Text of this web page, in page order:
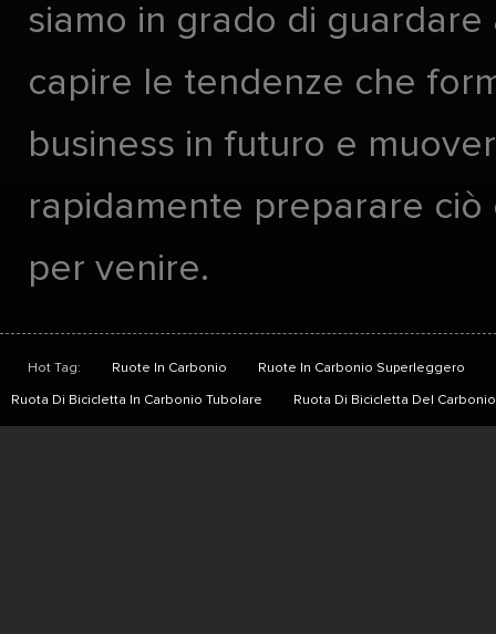
siamo in grado di guardare
capire le tendenze che
business in futuro e
rapidamente preparare ciò
per venire.
Hot Tag: Ruote In Carbonio Ruote In Carbonio Superleggero
Ruota Di Bicicletta In Carbonio Tubolare Ruota Di Bicicletta Del